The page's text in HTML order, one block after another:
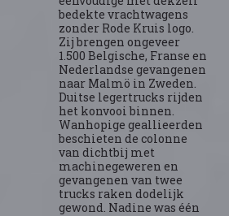
bedekte vrachtwagens
zonder Rode Kruis logo.
Zij brengen ongeveer
1.500 Belgische, Franse en
Nederlandse gevangenen
naar Malmö in Zweden.
Duitse legertrucks rijden
het konvooi binnen.
Wanhopige geallieerden
beschieten de colonne
van dichtbij met
machinegeweren en
gevangenen van twee
trucks raken dodelijk
gewond. Nadine was één